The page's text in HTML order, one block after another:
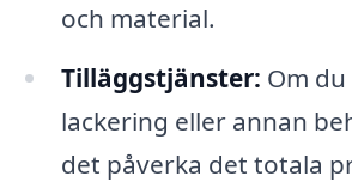
och material.
Tilläggstjänster: Om du
lackering eller annan
det påverka det totala